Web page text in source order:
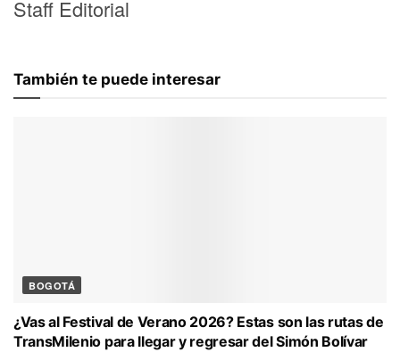
Staff Editorial
También te puede interesar
BOGOTÁ
¿Vas al Festival de Verano 2026? Estas son las rutas de
TransMilenio para llegar y regresar del Simón Bolívar